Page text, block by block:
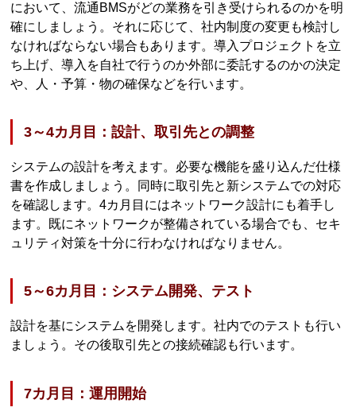
において、流通BMSがどの業務を引き受けられるのかを明
確にしましょう。それに応じて、社内制度の変更も検討し
なければならない場合もあります。導入プロジェクトを立
ち上げ、導入を自社で行うのか外部に委託するのかの決定
や、人・予算・物の確保などを行います。
3～4カ月目：設計、取引先との調整
システムの設計を考えます。必要な機能を盛り込んだ仕様
書を作成しましょう。同時に取引先と新システムでの対応
を確認します。4カ月目にはネットワーク設計にも着手し
ます。既にネットワークが整備されている場合でも、セキ
ュリティ対策を十分に行わなければなりません。
5～6カ月目：システム開発、テスト
設計を基にシステムを開発します。社内でのテストも行い
ましょう。その後取引先との接続確認も行います。
7カ月目：運用開始